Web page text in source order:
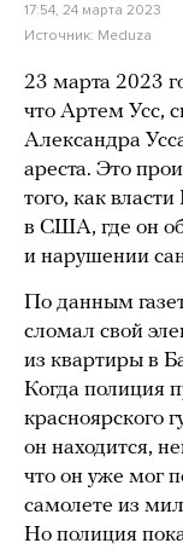
17:54, 24 марта 2023
Источник: Meduza
23 марта 2023
что Артем Усс,
Александра
ареста. Это
того, как
в США, где он
и нарушении
По данным
сломал свой
из квартиры в
Когда полиция
красноярского
он находится,
что он уже мог
самолете из
Но полиция